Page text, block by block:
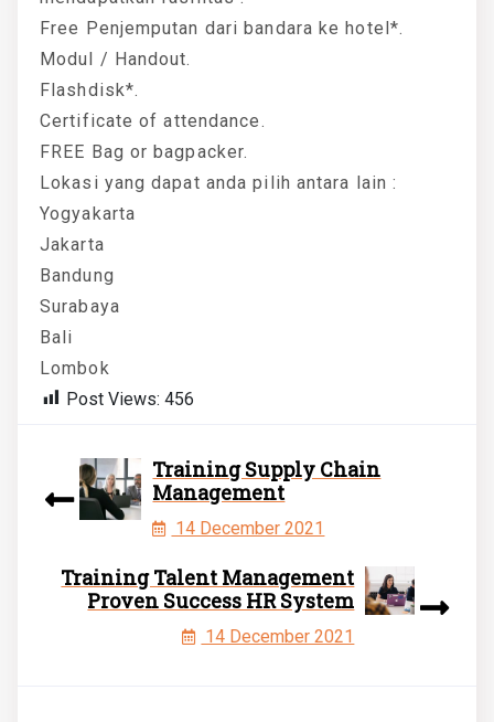
Free Penjemputan dari bandara ke hotel*.
Modul / Handout.
Flashdisk*.
Certificate of attendance.
FREE Bag or bagpacker.
Lokasi yang dapat anda pilih antara lain :
Yogyakarta
Jakarta
Bandung
Surabaya
Bali
Lombok
Post Views: 456
Training Supply Chain
Management
14 December 2021
Training Talent Management
Proven Success HR System
14 December 2021